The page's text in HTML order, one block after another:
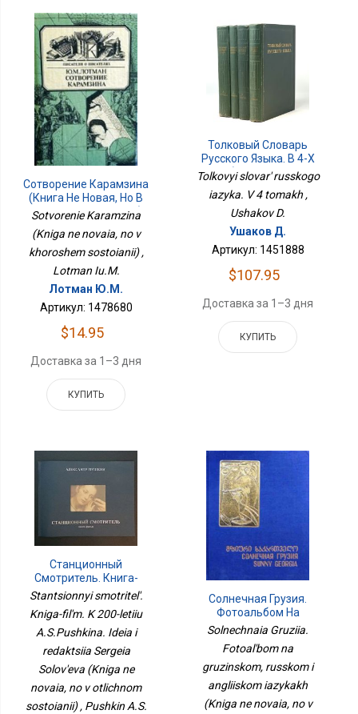
Сотворение Карамзина
(Книга Не Новая, Но В
Хорошем Состоянии)
Sotvorenie Karamzina
(Kniga ne novaia, no v
khoroshem sostoianii) ,
Lotman Iu.M.
Лотман Ю.М.
Артикул: 1478680
$14.95
Доставка за 1–3 дня
КУПИТЬ
Толковый Словарь
Русского Языка. В 4-Х
Томах (Книги Не Новые,
Состояние
Удовлетворительное,
Энциклопедический
Формат)
Tolkovyi slovar' russkogo
iazyka. V 4 tomakh ,
Ushakov D.
Ушаков Д.
Артикул: 1451888
$107.95
Доставка за 1–3 дня
КУПИТЬ
Станционный
Смотритель. Книга-
Фильм. К 200-Летию
А.С.Пушкина. Идея И
Редакция Сергея
Соловьева (Книга Не
Новая, Но В Отличном
Состоянии)
Stantsionnyi smotritel'.
Kniga-fil'm. K 200-letiiu
A.S.Pushkina. Ideia i
redaktsiia Sergeia
Solov'eva (Kniga ne
novaia, no v otlichnom
sostoianii) , Pushkin A.S.
Солнечная Грузия.
Фотоальбом На
Грузинском, Русском И
Английском Языках
(Книга Не Новая, Но В
Очень Хорошем
Состоянии. Альбомный
Формат)
Solnechnaia Gruziia.
Fotoal'bom na
gruzinskom, russkom i
angliiskom iazykakh
(Kniga ne novaia, no v